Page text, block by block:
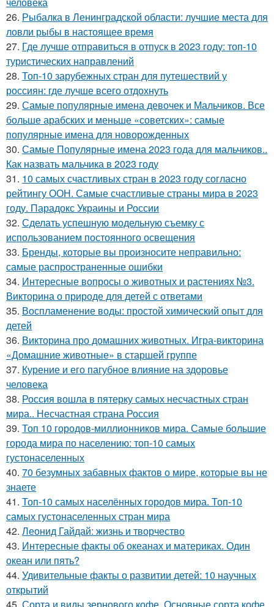
26. Рыбалка в Ленинградской области: лучшие места для
ловли рыбы в настоящее время
27. Где лучше отправиться в отпуск в 2023 году: топ-10
туристических направлений
28. Топ-10 зарубежных стран для путешествий у
россиян: где лучше всего отдохнуть
29. Самые популярные имена девочек и Мальчиков. Все
больше арабских и меньше «советских»: самые
популярные имена для новорожденных
30. Самые Популярные имена 2023 года для мальчиков..
Как назвать мальчика в 2023 году
31. 10 самых счастливых стран в 2023 году согласно
рейтингу ООН. Самые счастливые страны мира в 2023
году. Парадокс Украины и России
32. Сделать успешную модельную съемку с
использованием постоянного освещения
33. Бренды, которые вы произносите неправильно:
самые распространенные ошибки
34. Интересные вопросы о животных и растениях №3.
Викторина о природе для детей с ответами
35. Воспламенение воды: простой химический опыт для
детей
36. Викторина про домашних животных. Игра-викторина
«Домашние животные» в старшей группе
37. Курение и его пагубное влияние на здоровье
человека
38. Россия вошла в пятерку самых несчастных стран
мира.. Несчастная страна Россия
39. Топ 10 городов-миллионников мира. Самые большие
города мира по населению: топ-10 самых
густонаселенных
40. 70 безумных забавных фактов о мире, которые вы не
знаете
41. Топ-10 самых населённых городов мира. Топ-10
самых густонаселенных стран мира
42. Леонид Гайдай: жизнь и творчество
43. Интересные факты об океанах и материках. Один
океан или пять?
44. Удивительные факты о развитии детей: 10 научных
открытий